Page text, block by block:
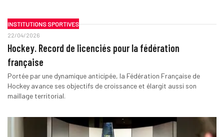
INSTITUTIONS SPORTIVES
22/04/2026
Hockey. Record de licenciés pour la fédération
française
Portée par une dynamique anticipée, la Fédération Française de
Hockey avance ses objectifs de croissance et élargit aussi son
maillage territorial.